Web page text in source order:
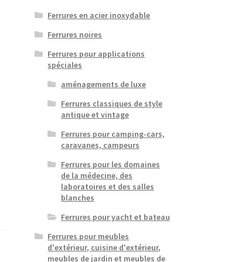
Ferrures en acier inoxydable
Ferrures noires
Ferrures pour applications
spéciales
aménagements de luxe
Ferrures classiques de style
antique et vintage
Ferrures pour camping-cars,
caravanes, campeurs
Ferrures pour les domaines
de la médecine, des
laboratoires et des salles
blanches
Ferrures pour yacht et bateau
Ferrures pour meubles
d'extérieur, cuisine d'extérieur,
meubles de jardin et meubles de